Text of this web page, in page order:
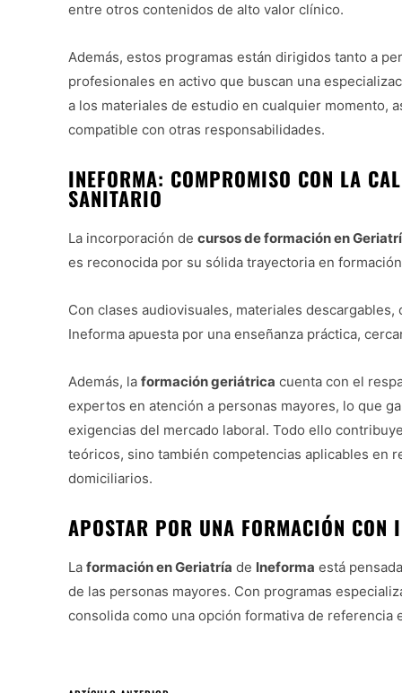
entre otros contenidos de alto valor clínico.
Además, estos programas están dirigidos tanto a
profesionales en activo que buscan una
a los materiales de estudio en cualquier momento,
compatible con otras responsabilidades.
INEFORMA: COMPROMISO CON LA
SANITARIO
La incorporación de cursos de formación en
es reconocida por su sólida trayectoria en
Con clases audiovisuales, materiales
Ineforma apuesta por una enseñanza práctica,
Además, la formación geriátrica cuenta con el
expertos en atención a personas mayores, lo que
exigencias del mercado laboral. Todo ello
teóricos, sino también competencias aplicables en
domiciliarios.
APOSTAR POR UNA FORMACIÓN CON
La formación en Geriatría de Ineforma está
de las personas mayores. Con programas
consolida como una opción formativa de referencia